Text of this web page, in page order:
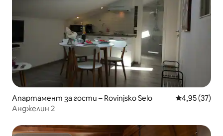
Апартамент за гости – Rovinjsko Selo Средна
4,95 (37)
Анджелин 2